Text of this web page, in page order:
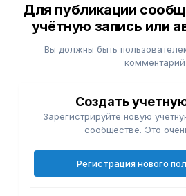
Для публикации
учётную запись или
Вы должны быть
комментарий
Создать
Зарегистрируйте новую
сообществе. Это
Регистрация нового